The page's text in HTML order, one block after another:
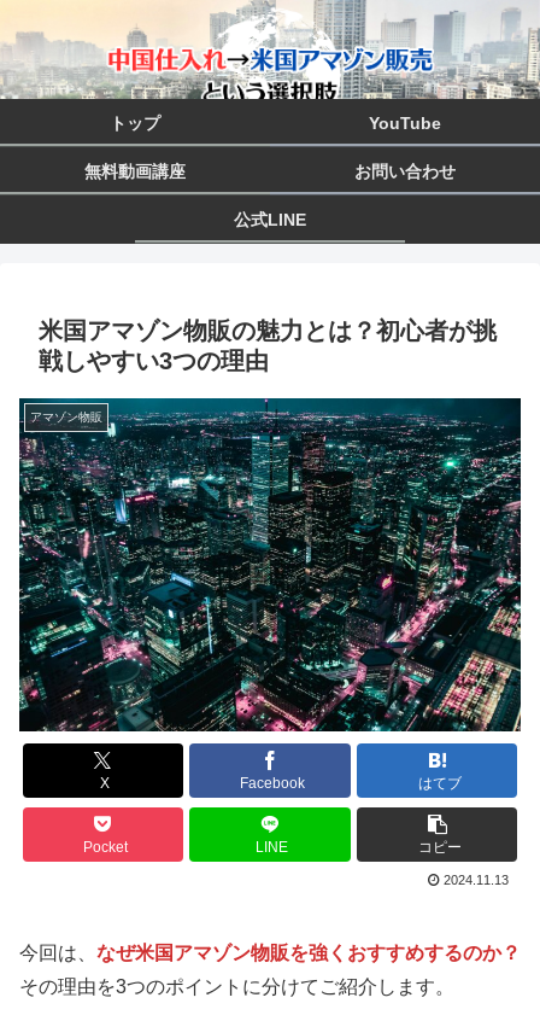
トップ YouTube
無料動画講座 お問い合わせ
公式LINE
米国アマゾン物販の魅力とは？初心者が挑
戦しやすい3つの理由
アマゾン物販
X Facebook はてブ
Pocket LINE コピー
2024.11.13
今回は、 なぜ米国アマゾン物販を強くおすすめするのか？
その理由を3つのポイントに分けてご紹介します。